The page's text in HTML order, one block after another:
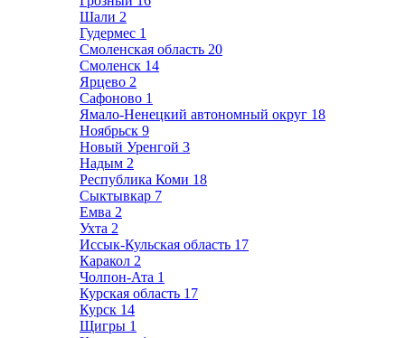
Шали 2
Гудермес 1
Смоленская область 20
Смоленск 14
Ярцево 2
Сафоново 1
Ямало-Ненецкий автономный округ 18
Ноябрьск 9
Новый Уренгой 3
Надым 2
Республика Коми 18
Сыктывкар 7
Емва 2
Ухта 2
Иссык-Кульская область 17
Каракол 2
Чолпон-Ата 1
Курская область 17
Курск 14
Щигры 1